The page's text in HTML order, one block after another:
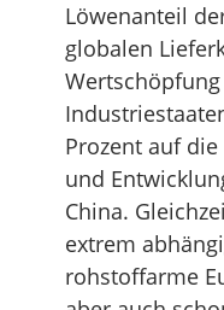
Löwenanteil
globalen
Prozent auf
und
China.
extrem
rohstoffarme